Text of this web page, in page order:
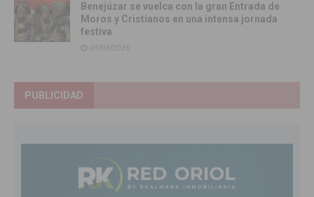
Benejúzar se vuelca con la gran Entrada de
Moros y Cristianos en una intensa jornada
festiva
09/06/2026
PUBLICIDAD